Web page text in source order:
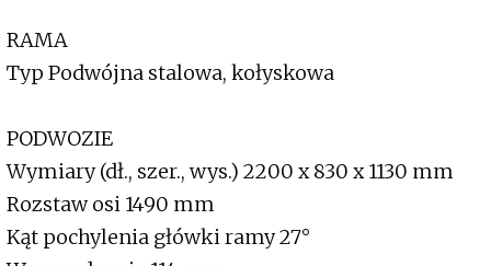
RAMA
Typ Podwójna stalowa, kołyskowa
PODWOZIE
Wymiary (dł., szer., wys.) 2200 x 830 x 1130 mm
Rozstaw osi 1490 mm
Kąt pochylenia główki ramy 27°